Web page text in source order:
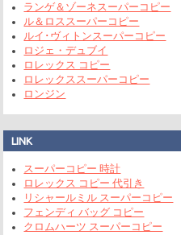
ランゲ＆ゾーネスーパーコピー
ル＆ロススーパーコピー
ルイ･ヴィトンスーパーコピー
ロジェ・デュブイ
ロレックス コピー
ロレックススーパーコピー
ロンジン
LINK
スーパーコピー 時計
ロレックス コピー 代引き
リシャールミル スーパーコピー
フェンディ バッグ コピー
クロムハーツ スーパーコピー